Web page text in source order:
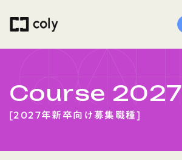
2027年新卒向け募集職種
Course 2027